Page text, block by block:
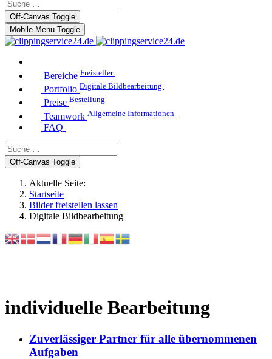
Off-Canvas Toggle
Mobile Menu Toggle
Bereiche Freisteller
Portfolio Digitale Bildbearbeitung
Preise Bestellung
Teamwork Allgemeine Informationen
FAQ
Off-Canvas Toggle
Aktuelle Seite:
Startseite
Bilder freistellen lassen
Digitale Bildbearbeitung
individuelle Bearbeitung
Zuverlässiger Partner für alle übernommenen
Aufgaben